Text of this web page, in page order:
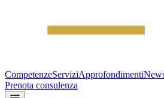
CompetenzeServiziApprofondimenti
Prenota consulenza